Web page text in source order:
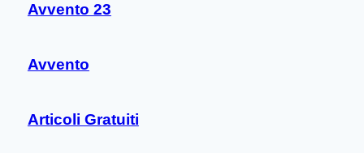
Avvento 23
Avvento
Articoli Gratuiti